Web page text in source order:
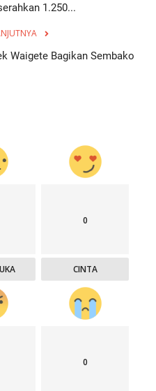
1.250...
Waigete Bagikan Sembako
0
CINTA
0